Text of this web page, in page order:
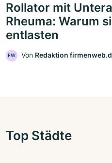
Rollator mit
Rheuma: Warum
entlasten
FW Von Redaktion
Top Städte